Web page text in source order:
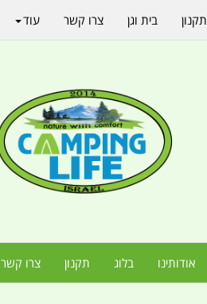
אודותינו בלוג תקנון צרו קשר
תקנון בית וגן צרו קשר עוד